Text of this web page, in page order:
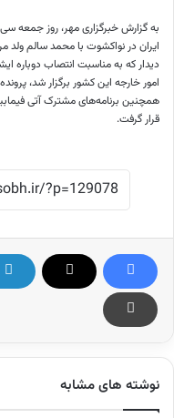
به گزارش خبرگزاری مهر، روز جمعه سی
ایران در نواکشوت با محمد سالمولد
دیدار که به مناسبت انتصاب دوباره
امور خارجه این کشور برگزار شد،
همچنین برنامه‌های مشترک آتی
قرار گرفت.
نوشته های مشابه